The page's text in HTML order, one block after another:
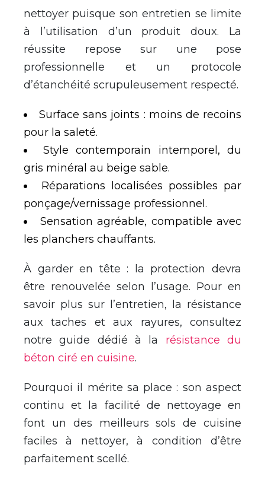
nettoyer puisque son entretien se limite
à l’utilisation d’un produit doux. La
réussite repose sur une pose
professionnelle et un protocole
d’étanchéité scrupuleusement respecté.
Surface sans joints : moins de recoins
pour la saleté.
Style contemporain intemporel, du
gris minéral au beige sable.
Réparations localisées possibles par
ponçage/vernissage professionnel.
Sensation agréable, compatible avec
les planchers chauffants.
À garder en tête : la protection devra
être renouvelée selon l’usage. Pour en
savoir plus sur l’entretien, la résistance
aux taches et aux rayures, consultez
notre guide dédié à la résistance du
béton ciré en cuisine.
Pourquoi il mérite sa place : son aspect
continu et la facilité de nettoyage en
font un des meilleurs sols de cuisine
faciles à nettoyer, à condition d’être
parfaitement scellé.